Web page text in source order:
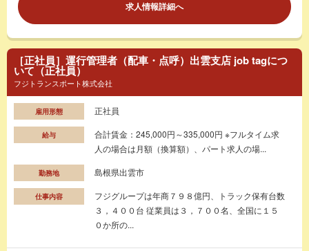
求人情報詳細へ
［正社員］運行管理者（配車・点呼）出雲支店 job tagにつ
いて（正社員）
フジトランスポート株式会社
雇用形態 正社員
給与
合計賃金：245,000円～335,000円 ※フルタイム求
人の場合は月額（換算額）、パート求人の場...
勤務地 島根県出雲市
仕事内容
フジグループは年商７９８億円、トラック保有台数
３，４００台 従業員は３，７００名、全国に１５
０か所の...